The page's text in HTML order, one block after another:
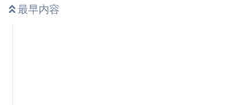
最早内容